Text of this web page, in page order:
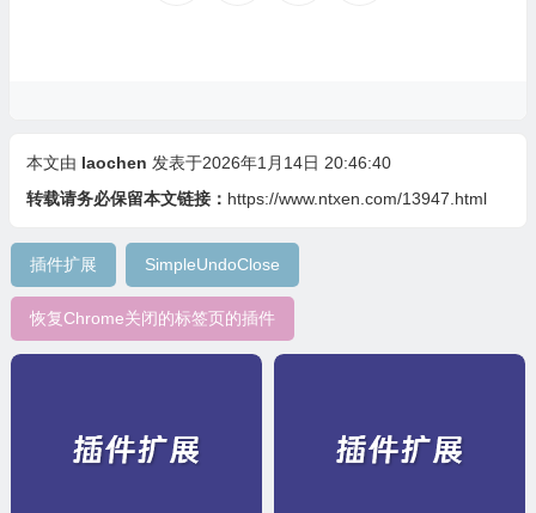
本文由 laochen 发表于2026年1月14日 20:46:40
转载请务必保留本文链接： https://www.ntxen.com/13947.html
插件扩展 SimpleUndoClose
恢复Chrome关闭的标签页的插件